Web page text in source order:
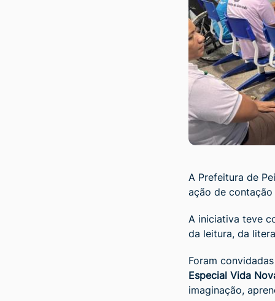
A Prefeitura de
ação de
A iniciativa teve
da leitura, da
Foram
Especial Vida
imaginação,